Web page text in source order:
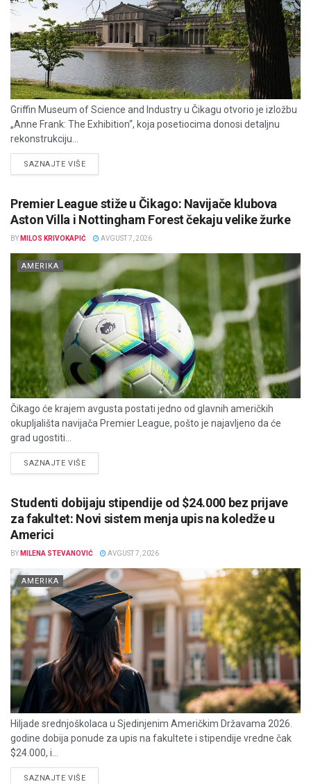
Griffin Museum of Science and Industry u Čikagu otvorio je izložbu
„Anne Frank: The Exhibition“, koja posetiocima donosi detaljnu
rekonstrukciju...
SAZNAJTE VIŠEDETAILS
Premier League stiže u Čikago: Navijače klubova
Aston Villa i Nottingham Forest čekaju velike žurke
BY MILOS KRIVOKAPIĆ AVGUST 7, 2026
AMERIKA
Čikago će krajem avgusta postati jedno od glavnih američkih
okupljališta navijača Premier League, pošto je najavljeno da će
grad ugostiti...
SAZNAJTE VIŠEDETAILS
Studenti dobijaju stipendije od $24.000 bez prijave
za fakultet: Novi sistem menja upis na koledže u
Americi
BY MILENA STEVANOVIĆ AVGUST 7, 2026
AMERIKA
Hiljade srednjoškolaca u Sjedinjenim Američkim Državama 2026.
godine dobija ponude za upis na fakultete i stipendije vredne čak
$24.000, i...
SAZNAJTE VIŠEDETAILS